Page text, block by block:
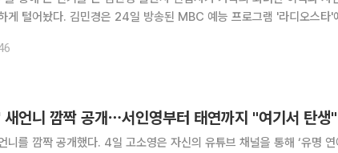
예능 프로그램 '라디오스타'에 출연해
한 뒤 로스쿨을 나와 현재 김앤장에서
새언니 깜짝 공개⋯서인영부터 태연까지 "여기서 탄생"
영은 자신의 유튜브 채널을 통해 ‘유명 연예인들이